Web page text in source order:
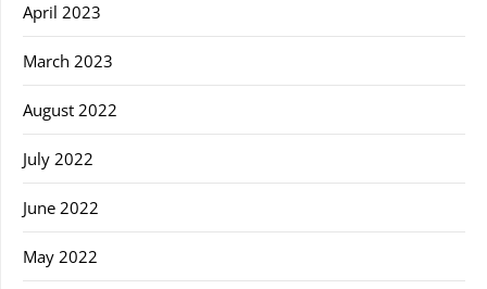
April 2023
March 2023
August 2022
July 2022
June 2022
May 2022